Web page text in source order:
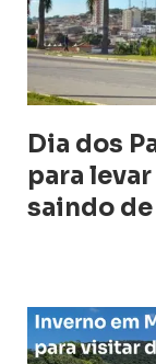
Dia dos
para
saindo